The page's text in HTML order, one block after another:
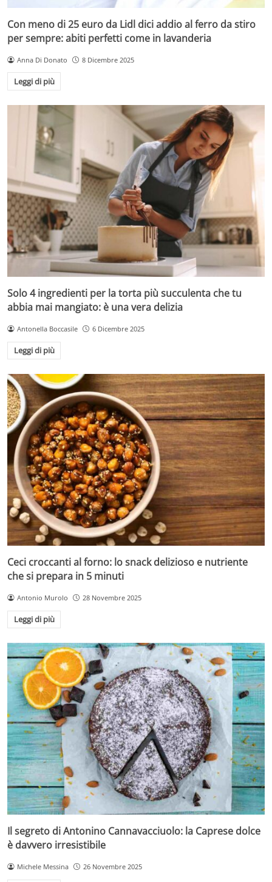
Con meno di 25 euro da Lidl dici addio al ferro da stiro
per sempre: abiti perfetti come in lavanderia
Anna Di Donato 8 Dicembre 2025
Leggi di più
Solo 4 ingredienti per la torta più succulenta che tu
abbia mai mangiato: è una vera delizia
Antonella Boccasile 6 Dicembre 2025
Leggi di più
Ceci croccanti al forno: lo snack delizioso e nutriente
che si prepara in 5 minuti
Antonio Murolo 28 Novembre 2025
Leggi di più
Il segreto di Antonino Cannavacciuolo: la Caprese dolce
è davvero irresistibile
Michele Messina 26 Novembre 2025